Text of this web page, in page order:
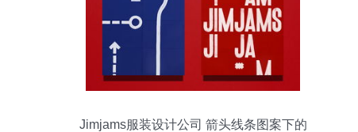
Jimjams服装设计公司 箭头线条图案下的